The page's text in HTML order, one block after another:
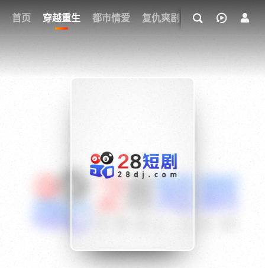
首页 穿越重生 都市情爱 复仇爽剧 玄幻武侠 奇幻
我的观影记录
{if condition="$obj.vod_points